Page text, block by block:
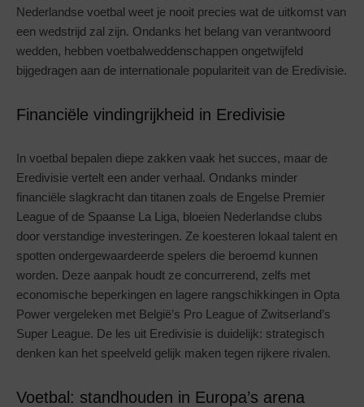
Nederlandse voetbal weet je nooit precies wat de uitkomst van
een wedstrijd zal zijn. Ondanks het belang van verantwoord
wedden, hebben voetbalweddenschappen ongetwijfeld
bijgedragen aan de internationale populariteit van de Eredivisie.
Financiële vindingrijkheid in Eredivisie
In voetbal bepalen diepe zakken vaak het succes, maar de
Eredivisie vertelt een ander verhaal. Ondanks minder
financiële slagkracht dan titanen zoals de Engelse Premier
League of de Spaanse La Liga, bloeien Nederlandse clubs
door verstandige investeringen. Ze koesteren lokaal talent en
spotten ondergewaardeerde spelers die beroemd kunnen
worden. Deze aanpak houdt ze concurrerend, zelfs met
economische beperkingen en lagere rangschikkingen in Opta
Power vergeleken met België’s Pro League of Zwitserland’s
Super League. De les uit Eredivisie is duidelijk: strategisch
denken kan het speelveld gelijk maken tegen rijkere rivalen.
Voetbal: standhouden in Europa’s arena